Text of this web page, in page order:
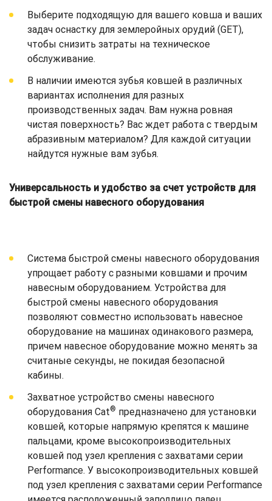
Выберите подходящую для вашего ковша и ваших
задач оснастку для землеройных орудий (GET),
чтобы снизить затраты на техническое
обслуживание.
В наличии имеются зубья ковшей в различных
вариантах исполнения для разных
производственных задач. Вам нужна ровная
чистая поверхность? Вас ждет работа с твердым
абразивным материалом? Для каждой ситуации
найдутся нужные вам зубья.
Универсальность и удобство за счет устройств для
быстрой смены навесного оборудования
Система быстрой смены навесного оборудования
упрощает работу с разными ковшами и прочим
навесным оборудованием. Устройства для
быстрой смены навесного оборудования
позволяют совместно использовать навесное
оборудование на машинах одинакового размера,
причем навесное оборудование можно менять за
считаные секунды, не покидая безопасной
кабины.
Захватное устройство смены навесного
оборудования Cat® предназначено для установки
ковшей, которые напрямую крепятся к машине
пальцами, кроме высокопроизводительных
ковшей под узел крепления с захватами серии
Performance. У высокопроизводительных ковшей
под узел крепления с захватами серии Performance